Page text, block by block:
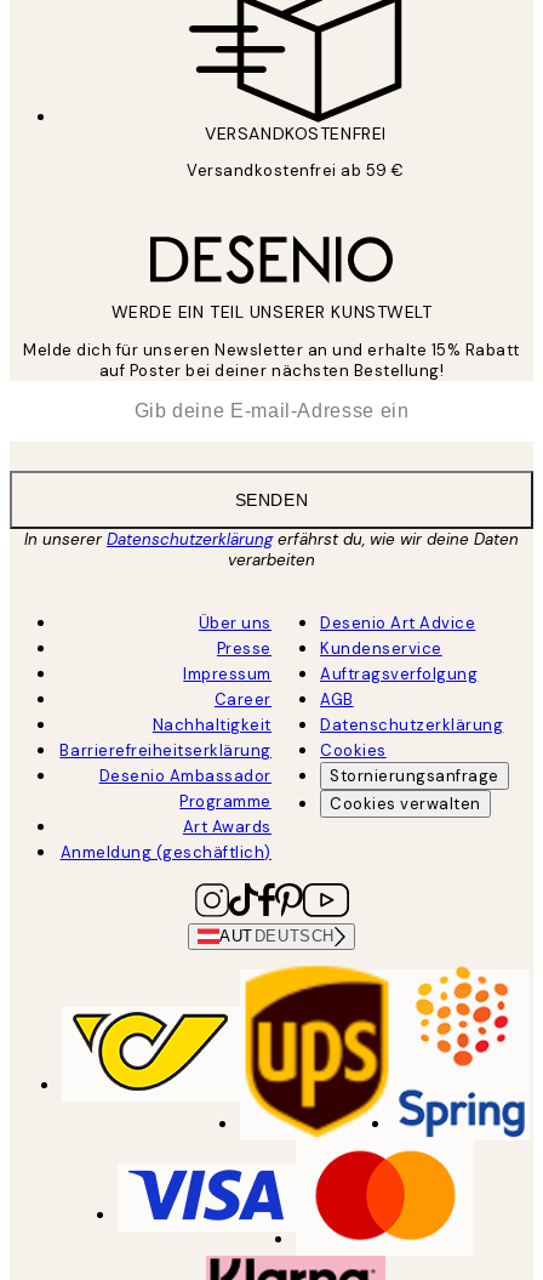
VERSANDKOSTENFREI
Versandkostenfrei ab 59 €
WERDE EIN TEIL UNSERER KUNSTWELT
Melde dich für unseren Newsletter an und erhalte 15% Rabatt
auf Poster bei deiner nächsten Bestellung!
SENDEN
In unsererDatenschutzerklärungerfährst du, wie wir deine Daten
verarbeiten
Über uns
Presse
Impressum
Career
Nachhaltigkeit
Barrierefreiheitserklärung
Desenio Ambassador
Programme
Art Awards
Anmeldung (geschäftlich)
Desenio Art Advice
Kundenservice
Auftragsverfolgung
AGB
Datenschutzerklärung
Cookies
Stornierungsanfrage
Cookies verwalten
AUT DEUTSCH